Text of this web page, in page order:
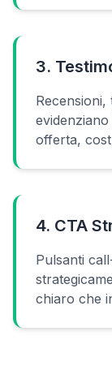
3.
offerta,
4. CTA
Pulsanti
chiaro che